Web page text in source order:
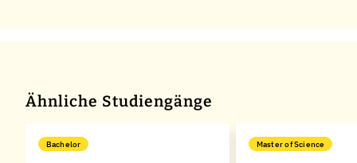
Ähnliche Studiengänge
Bachelor Master of Science